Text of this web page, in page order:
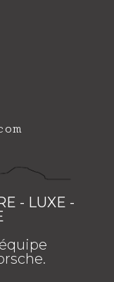
- LUXE -